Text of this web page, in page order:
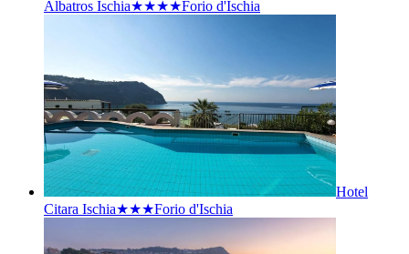
Albatros Ischia★★★★Forio d'Ischia
Hotel
Citara Ischia★★★Forio d'Ischia